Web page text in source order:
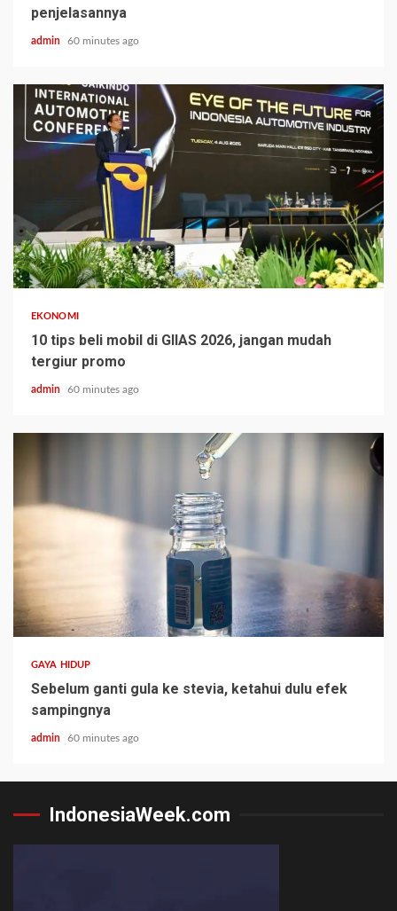
penjelasannya
admin 60 minutes ago
EKONOMI
10 tips beli mobil di GIIAS 2026, jangan mudah
tergiur promo
admin 60 minutes ago
GAYA HIDUP
Sebelum ganti gula ke stevia, ketahui dulu efek
sampingnya
admin 60 minutes ago
IndonesiaWeek.com